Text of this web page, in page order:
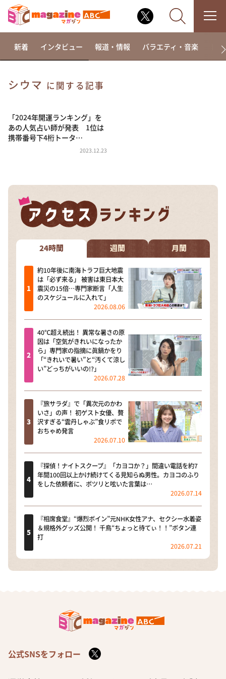
相席食堂
これ余談なんですけど・・・
～人生密着トークバラエティ！～ やすとものいたっ
河合＆A.B.C-Z塚田×福井アナ「なんでやねん！？」
（news おかえり）
DAIGOも台所 ～きょうの献立 何にする？～
本日はダイアンなり！シーズン２
朝だ！生です旅サラダ
教えて！ニュースライブ 正義のミカタ
ＬＩＦＥ～夢のカタチ～
新婚さんいらっしゃい！
ポツンと一軒家
ザキ山小屋本館
ぺこぱのまるスポ
新着 インタビュー 報道・情報 バラエティ・音楽 ド
シウマ に関する記事
「2024年開運ランキング」を
あの人気占い師が発表 1位は
携帯番号下4桁トータ…
2023.12.23
24時間 週間 月間
約10年後に南海トラフ巨大地震
は「必ず来る」 被害は東日本大
震災の15倍…専門家断言「人生
のスケジュールに入れて」
2026.08.06
40℃超え続出！ 異常な暑さの原
因は「空気がきれいになったか
ら」専門家の指摘に眞鍋かをり
「“きれいで暑い”と“汚くて涼し
い”どっちがいいの!?」
2026.07.28
『旅サラダ』で「異次元のかわ
いさ」の声！ 初ゲスト女優、贅
沢すぎる“雲丹しゃぶ”食リポで
おちゃめ発言
2026.07.10
『探偵！ナイトスクープ』「カヨコか？」間違い電話を約7
年間100回以上かけ続けてくる見知らぬ男性。カヨコのふり
をした依頼者に、ポツリと呟いた言葉は…
2026.07.14
『相席食堂』“爆烈ボイン”元NHK女性アナ、セクシー水着姿
＆規格外グッズ公開！ 千鳥“ちょっと待てぃ！！”ボタン連
打
2026.07.21
公式SNSをフォロー